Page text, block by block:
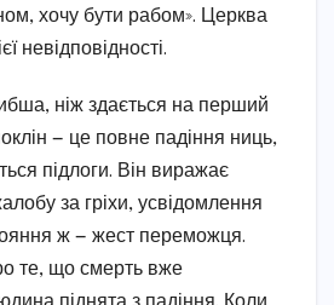
хочу бути рабом». Церква
невідповідності.
ніж здається на перший
— це повне падіння ниць,
підлоги. Він виражає
за гріхи, усвідомлення
ж — жест переможця.
те, що смерть вже